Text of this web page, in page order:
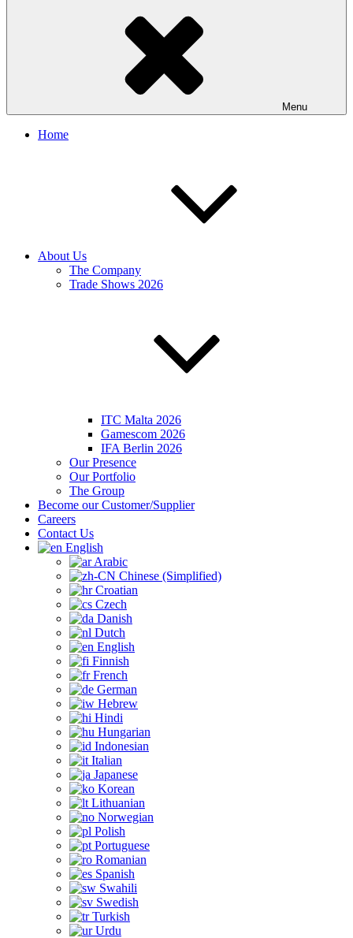
Menu
Home
About Us
The Company
Trade Shows 2026
ITC Malta 2026
Gamescom 2026
IFA Berlin 2026
Our Presence
Our Portfolio
The Group
Become our Customer/Supplier
Careers
Contact Us
English
Arabic
Chinese (Simplified)
Croatian
Czech
Danish
Dutch
English
Finnish
French
German
Hebrew
Hindi
Hungarian
Indonesian
Italian
Japanese
Korean
Lithuanian
Norwegian
Polish
Portuguese
Romanian
Spanish
Swahili
Swedish
Turkish
Urdu